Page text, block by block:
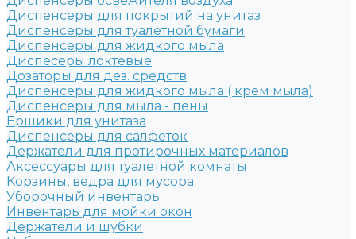
Диспенсеры для покрытий на унитаз
Диспенсеры для туалетной бумаги
Диспенсеры для жидкого мыла
Диспесеры локтевые
Дозаторы для дез. средств
Диспенсеры для жидкого мыла ( крем мыла)
Диспенсеры для мыла - пены
Ершики для унитаза
Диспенсеры для салфеток
Держатели для протирочных материалов
Аксессуары для туалетной комнаты
Корзины, ведра для мусора
Уборочный инвентарь
Инвентарь для мойки окон
Держатели и шубки